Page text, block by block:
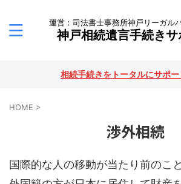
運営：司法書士事務所神戸リーガル
神戸相続遺言手続きサ
相続手続きをトータルにサポート
HOME >
渉外相続
国際的な人の移動が当たり前のこ